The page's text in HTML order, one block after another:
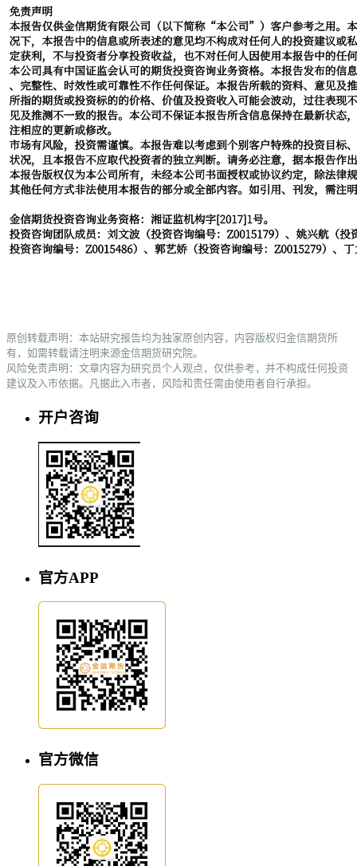
原创转载声明：本站研究报告均为独家原创内容，内容版权归金信期货所
有，如需转载请注明来源金信期货研究院。
风险免责声明：文章内容为研究员个人观点，仅供参考，并不构成任何投资
建议及入市依据。凡据此入市者，风险和责任需由使用者自行承担。
开户咨询
官方APP
官方微信